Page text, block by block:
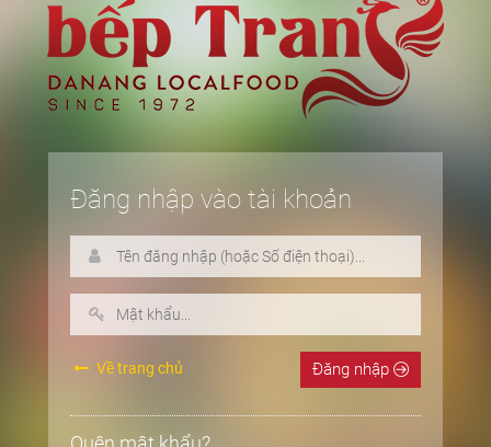
Đăng nhập vào tài khoản
Về trang chủ Đăng nhập